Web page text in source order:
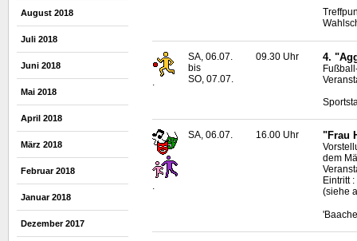
August 2018
Juli 2018
Juni 2018
Mai 2018
April 2018
März 2018
Februar 2018
Januar 2018
Dezember 2017
SA, 06.07.
bis
SO, 07.07.
09.30 Uhr 4.
.
SA, 06.07. 16.00 Uhr "Frau
dem
Eintritt
(siehe